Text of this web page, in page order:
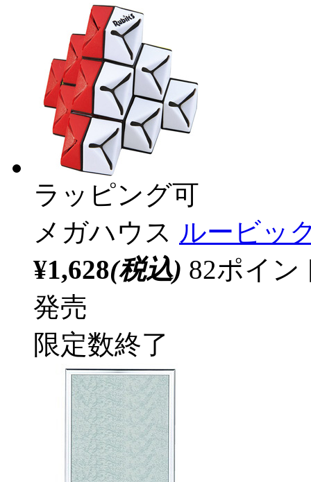
ラッピング可
メガハウス ルービッ
¥1,628(税込) 82ポイ
発売
限定数終了